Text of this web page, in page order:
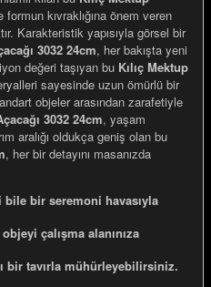
kıvraklığına önem veren
Karakteristik yapısıyla görsel bir
3032 24cm, her bakışta yeni
değeri taşıyan bu Kılıç Mektup
sayesinde uzun ömürlü bir
objeler arasından zarafetiyle
3032 24cm, yaşam
aralığı oldukça geniş olan bu
, her bir detayını masanızda
bile bir seremoni havasıyla
çalışma alanınıza
bir tavırla mühürleyebilirsiniz.